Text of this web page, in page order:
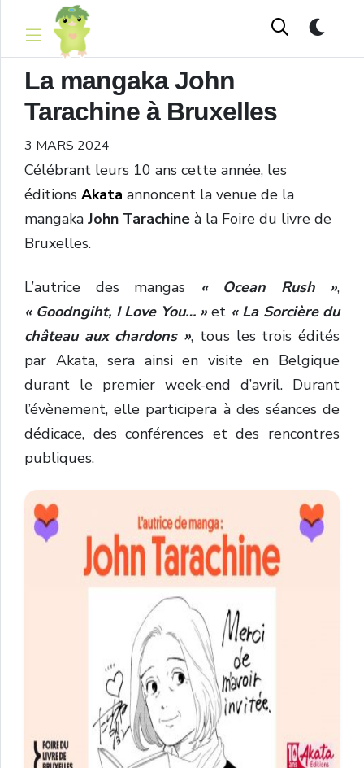
La mangaka John
Tarachine à Bruxelles
3 MARS 2024
Célébrant leurs 10 ans cette année, les
éditions Akata annoncent la venue de la
mangaka John Tarachine à la Foire du livre de
Bruxelles.
L’autrice des mangas « Ocean Rush »,
« Goodngiht, I Love You… »et « La Sorcière du
château aux chardons », tous les trois édités
par Akata, sera ainsi en visite en Belgique
durant le premier week-end d’avril. Durant
l’évènement, elle participera à des séances de
dédicace, des conférences et des rencontres
publiques.